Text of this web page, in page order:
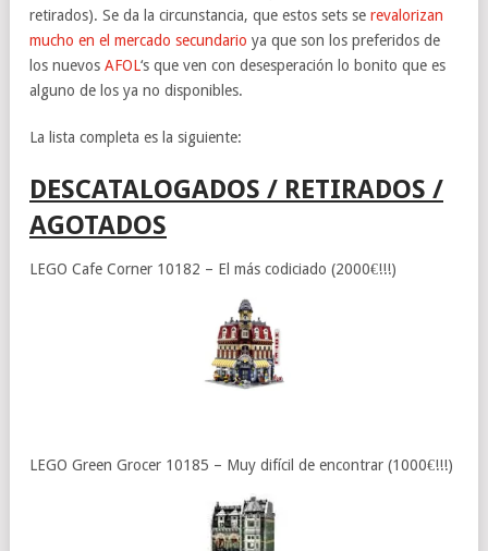
retirados). Se da la circunstancia, que estos sets se revalorizan
mucho en el mercado secundario ya que son los preferidos de
los nuevos AFOL‘s que ven con desesperación lo bonito que es
alguno de los ya no disponibles.
La lista completa es la siguiente:
DESCATALOGADOS / RETIRADOS /
AGOTADOS
LEGO Cafe Corner 10182 – El más codiciado (2000€!!!)
LEGO Green Grocer 10185 – Muy difícil de encontrar (1000€!!!)